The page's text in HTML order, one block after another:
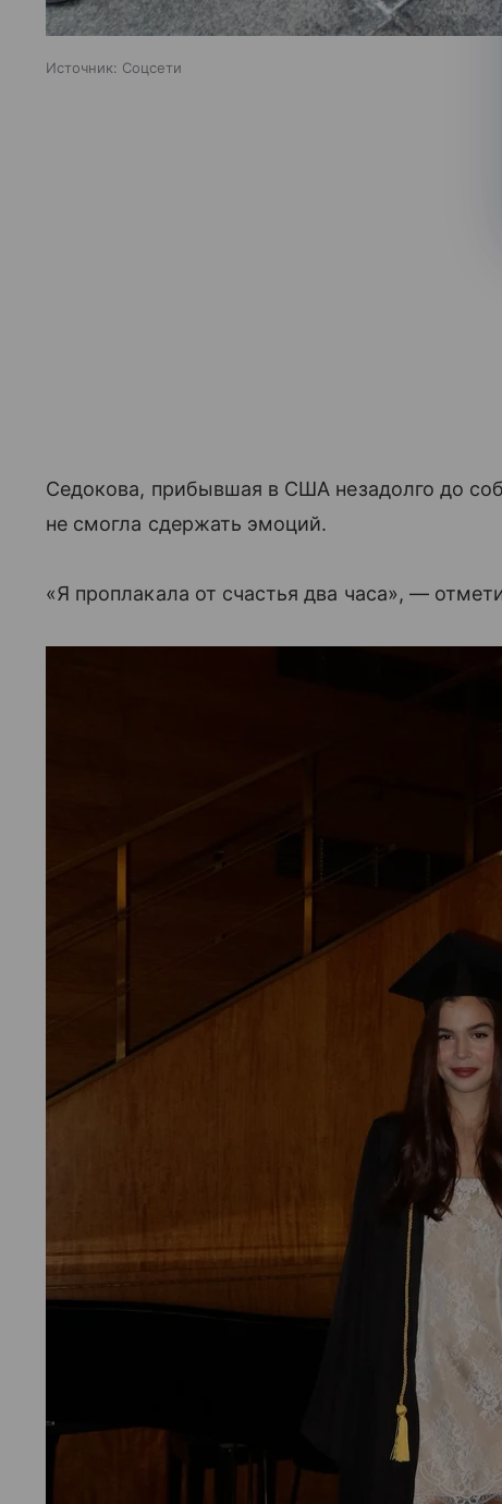
Источник: Соцсети
Седокова, прибывшая в США незадолго до
не смогла сдержать эмоций.
«Я проплакала от счастья два часа», —